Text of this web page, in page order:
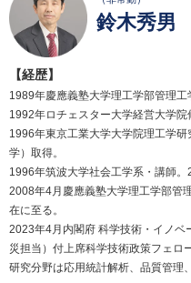
鈴木秀男
【経歴】
1989年慶應義塾大学理工学部管理工
1992年ロチェスター大学経営大学院
1996年東京工業大学大学院理工学
学）取得。
1996年筑波大学社会工学系・講師。
2008年4月慶應義塾大学理工学部管
在に至る。
2023年4月内閣府 科学技術・イノベ
災担当）付上席科学技術政策フェロ
研究分野は応用統計解析、品質管理